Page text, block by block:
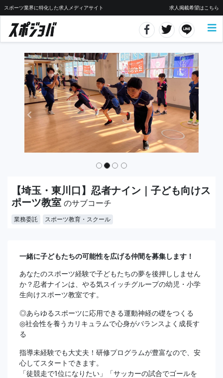
スポーツ業界に特化した求人メディアサイト 求人掲載希望はこちら
【埼玉・東川口】忍者ナイン｜子ども向けス
ポーツ教室 のサブコーチ
業務委託 スポーツ教育・スクール
一緒に子どもたちの可能性を広げる仲間を募集します！
あなたのスポーツ経験で子どもたちの夢を後押ししません
か？忍者ナインは、やる気スイッチグループの幼児・小学
生向けスポーツ教室です。
◎あらゆるスポーツに応用できる運動神経の礎をつくる
◎社会性を養うカリキュラムで心身がバランスよく成長す
る
指導未経験でも大丈夫！研修プログラムが豊富なので、安
心してスタートできます。
「徒競走で1位になりたい」「サッカーの試合でゴールを